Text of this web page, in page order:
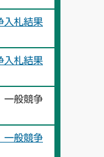
札結果
札結果
般競争
般競争